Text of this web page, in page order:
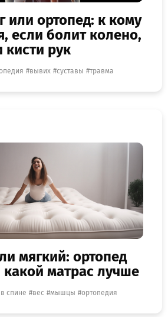
или ортопед: к кому
если болит колено,
кисти рук
вывих суставы травма
мягкий: ортопед
какой матрас лучше
спине вес мышцы ортопедия